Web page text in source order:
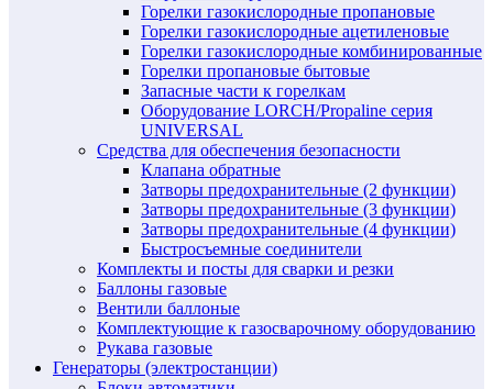
Горелки газокислородные пропановые
Горелки газокислородные ацетиленовые
Горелки газокислородные комбинированные
Горелки пропановые бытовые
Запасные части к горелкам
Оборудование LORCH/Propaline серия
UNIVERSAL
Средства для обеспечения безопасности
Клапана обратные
Затворы предохранительные (2 функции)
Затворы предохранительные (3 функции)
Затворы предохранительные (4 функции)
Быстросъемные соединители
Комплекты и посты для сварки и резки
Баллоны газовые
Вентили баллоные
Комплектующие к газосварочному оборудованию
Рукава газовые
Генераторы (электростанции)